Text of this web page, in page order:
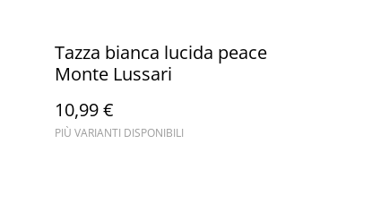
Tazza bianca lucida peace
Monte Lussari
10,99 €
PIÙ VARIANTI DISPONIBILI